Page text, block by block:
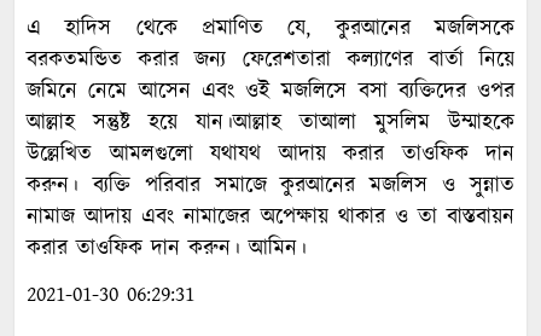
এ হাদিস থেকে প্রমাণিত যে, কুরআনের মজলিসকে
বরকতমন্ডিত করার জন্য ফেরেশতারা কল্যাণের বার্তা নিয়ে
জমিনে নেমে আসেন এবং ওই মজলিসে বসা ব্যক্তিদের ওপর
আল্লাহ সন্তুষ্ট হয়ে যান।আল্লাহ তাআলা মুসলিম উম্মাহকে
উল্লেখিত আমলগুলো যথাযথ আদায় করার তাওফিক দান
করুন। ব্যক্তি পরিবার সমাজে কুরআনের মজলিস ও সুন্নাত
নামাজ আদায় এবং নামাজের অপেক্ষায় থাকার ও তা বাস্তবায়ন
করার তাওফিক দান করুন। আমিন।
2021-01-30 06:29:31